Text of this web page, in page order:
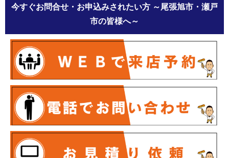
今すぐお問合せ・お申込みされたい方 ～尾張旭市・瀬戸
市の皆様へ～